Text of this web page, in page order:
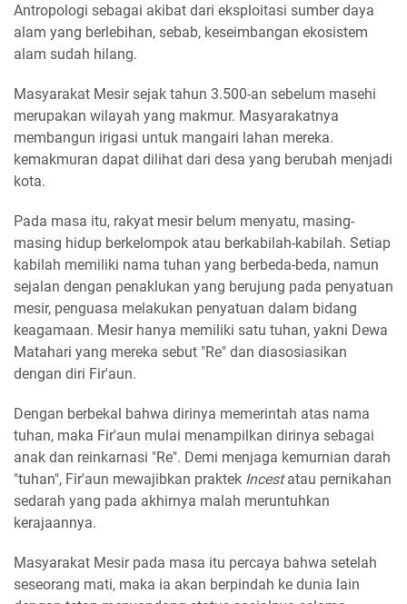
Antropologi sebagai akibat dari eksploitasi sumber daya
alam yang berlebihan, sebab, keseimbangan ekosistem
alam sudah hilang.
Masyarakat Mesir sejak tahun 3.500-an sebelum masehi
merupakan wilayah yang makmur. Masyarakatnya
membangun irigasi untuk mangairi lahan mereka.
kemakmuran dapat dilihat dari desa yang berubah menjadi
kota.
Pada masa itu, rakyat mesir belum menyatu, masing-
masing hidup berkelompok atau berkabilah-kabilah. Setiap
kabilah memiliki nama tuhan yang berbeda-beda, namun
sejalan dengan penaklukan yang berujung pada penyatuan
mesir, penguasa melakukan penyatuan dalam bidang
keagamaan. Mesir hanya memiliki satu tuhan, yakni Dewa
Matahari yang mereka sebut "Re" dan diasosiasikan
dengan diri Fir'aun.
Dengan berbekal bahwa dirinya memerintah atas nama
tuhan, maka Fir'aun mulai menampilkan dirinya sebagai
anak dan reinkarnasi "Re". Demi menjaga kemurnian darah
"tuhan", Fir'aun mewajibkan praktek Incestatau pernikahan
sedarah yang pada akhirnya malah meruntuhkan
kerajaannya.
Masyarakat Mesir pada masa itu percaya bahwa setelah
seseorang mati, maka ia akan berpindah ke dunia lain